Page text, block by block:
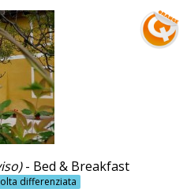
di prodotti
fatti in casa
locali
- Bed & Breakfast
differenziata